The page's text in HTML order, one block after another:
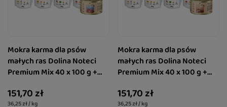
Mokra karma dla psów
małych ras Dolina Noteci
Premium Mix 40 x 100 g +
Moments z jagnięciną 185 g
151,70 zł
36,25 zł / kg
Mokra karma dla psów
małych ras Dolina Noteci
Premium Mix 40 x 100 g +
Moments z przepiórką i
151,70 zł
36,25 zł / kg